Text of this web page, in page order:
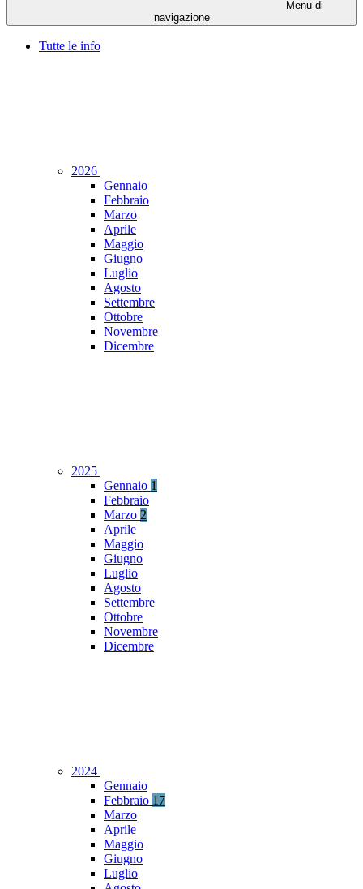
Menu di
navigazione
Tutte le info
2026
Gennaio
Febbraio
Marzo
Aprile
Maggio
Giugno
Luglio
Agosto
Settembre
Ottobre
Novembre
Dicembre
2025
Gennaio 1
Febbraio
Marzo 2
Aprile
Maggio
Giugno
Luglio
Agosto
Settembre
Ottobre
Novembre
Dicembre
2024
Gennaio
Febbraio 17
Marzo
Aprile
Maggio
Giugno
Luglio